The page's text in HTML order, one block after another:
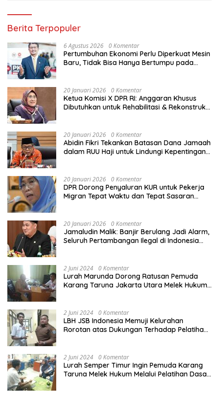
Berita Terpopuler
6 Agustus 2026 0 Komentar
Pertumbuhan Ekonomi Perlu Diperkuat Mesin
Baru, Tidak Bisa Hanya Bertumpu pada
20 Januari 2026 0 Komentar
Ketua Komisi X DPR RI: Anggaran Khusus
Dibutuhkan untuk Rehabilitasi & Rekonstruksi
20 Januari 2026 0 Komentar
Abidin Fikri Tekankan Batasan Dana Jamaah
dalam RUU Haji untuk Lindungi Kepentingan
20 Januari 2026 0 Komentar
DPR Dorong Penyaluran KUR untuk Pekerja
Migran Tepat Waktu dan Tepat Sasaran
20 Januari 2026 0 Komentar
Jamaludin Malik: Banjir Berulang Jadi Alarm,
Seluruh Pertambangan Ilegal di Indonesia
2 Juni 2024 0 Komentar
Lurah Marunda Dorong Ratusan Pemuda
Karang Taruna Jakarta Utara Melek Hukum
2 Juni 2024 0 Komentar
LBH JSB Indonesia Memuji Kelurahan
Rorotan atas Dukungan Terhadap Pelatihan
2 Juni 2024 0 Komentar
Lurah Semper Timur Ingin Pemuda Karang
Taruna Melek Hukum Melalui Pelatihan Dasar